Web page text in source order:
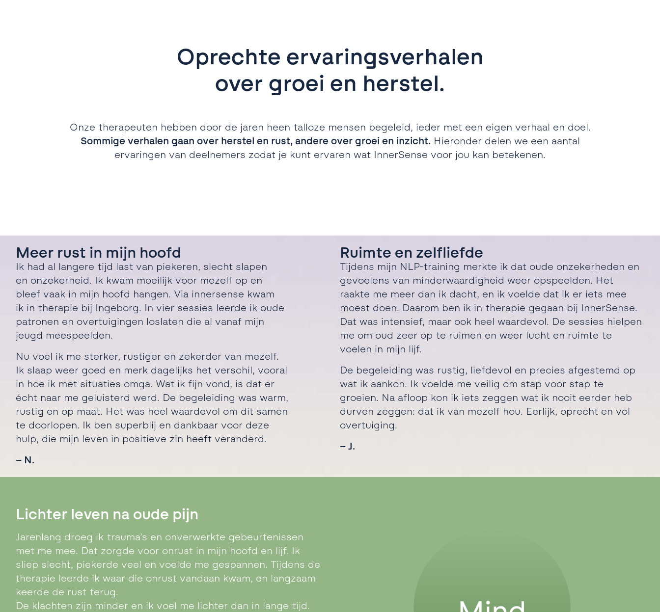
Oprechte ervaringsverhalen
over groei en herstel.
Onze therapeuten hebben door de jaren heen talloze mensen begeleid, ieder met een eigen verhaal en doel.
Sommige verhalen gaan over herstel en rust, andere over groei en inzicht. Hieronder delen we een aantal
ervaringen van deelnemers zodat je kunt ervaren wat InnerSense voor jou kan betekenen.
Meer rust in mijn hoofd
Ik had al langere tijd last van piekeren, slecht slapen
en onzekerheid. Ik kwam moeilijk voor mezelf op en
bleef vaak in mijn hoofd hangen. Via innersense kwam
ik in therapie bij Ingeborg. In vier sessies leerde ik oude
patronen en overtuigingen loslaten die al vanaf mijn
jeugd meespeelden.
Nu voel ik me sterker, rustiger en zekerder van mezelf.
Ik slaap weer goed en merk dagelijks het verschil, vooral
in hoe ik met situaties omga. Wat ik fijn vond, is dat er
écht naar me geluisterd werd. De begeleiding was warm,
rustig en op maat. Het was heel waardevol om dit samen
te doorlopen. Ik ben superblij en dankbaar voor deze
hulp, die mijn leven in positieve zin heeft veranderd.
– N.
Ruimte en zelfliefde
Tijdens mijn NLP-training merkte ik dat oude onzekerheden en
gevoelens van minderwaardigheid weer opspeelden. Het
raakte me meer dan ik dacht, en ik voelde dat ik er iets mee
moest doen. Daarom ben ik in therapie gegaan bij InnerSense.
Dat was intensief, maar ook heel waardevol. De sessies hielpen
me om oud zeer op te ruimen en weer lucht en ruimte te
voelen in mijn lijf.
De begeleiding was rustig, liefdevol en precies afgestemd op
wat ik aankon. Ik voelde me veilig om stap voor stap te
groeien. Na afloop kon ik iets zeggen wat ik nooit eerder heb
durven zeggen: dat ik van mezelf hou. Eerlijk, oprecht en vol
overtuiging.
– J.
Lichter leven na oude pijn
Jarenlang droeg ik trauma’s en onverwerkte gebeurtenissen
met me mee. Dat zorgde voor onrust in mijn hoofd en lijf. Ik
sliep slecht, piekerde veel en voelde me gespannen. Tijdens de
therapie leerde ik waar die onrust vandaan kwam, en langzaam
keerde de rust terug.
De klachten zijn minder en ik voel me lichter dan in lange tijd.